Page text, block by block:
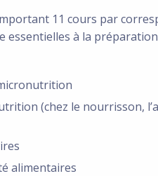
11 cours par
à la
(chez le nourrisson,
alimentaires